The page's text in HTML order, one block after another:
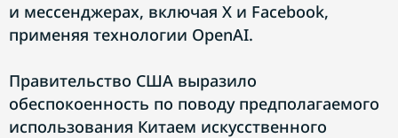
и мессенджерах, включая X и Facebook,
применяя технологии OpenAI.
Правительство США выразило
обеспокоенность по поводу предполагаемого
использования Китаем искусственного